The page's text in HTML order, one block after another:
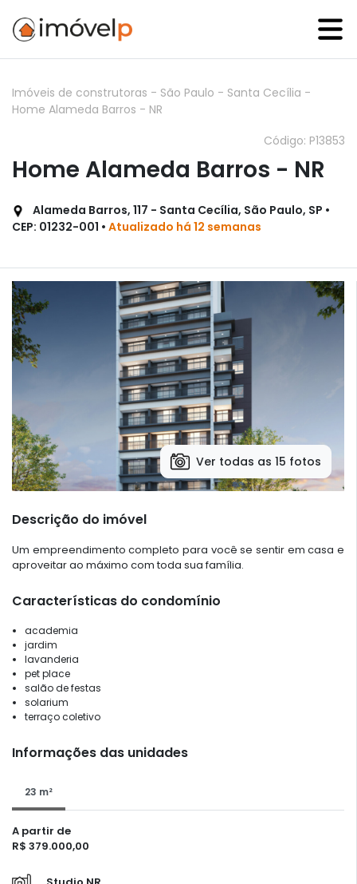
Imóveis de construtoras - São Paulo - Santa Cecília -
Home Alameda Barros - NR
Código: P13853
Home Alameda Barros - NR
Alameda Barros, 117 - Santa Cecília, São Paulo, SP •
CEP: 01232-001 • Atualizado há 12 semanas
Ver todas as 15 fotos
Descrição do imóvel
Um empreendimento completo para você se sentir em casa e
aproveitar ao máximo com toda sua família.
Características do condomínio
academia
jardim
lavanderia
pet place
salão de festas
solarium
terraço coletivo
Informações das unidades
23 m²
A partir de
R$ 379.000,00